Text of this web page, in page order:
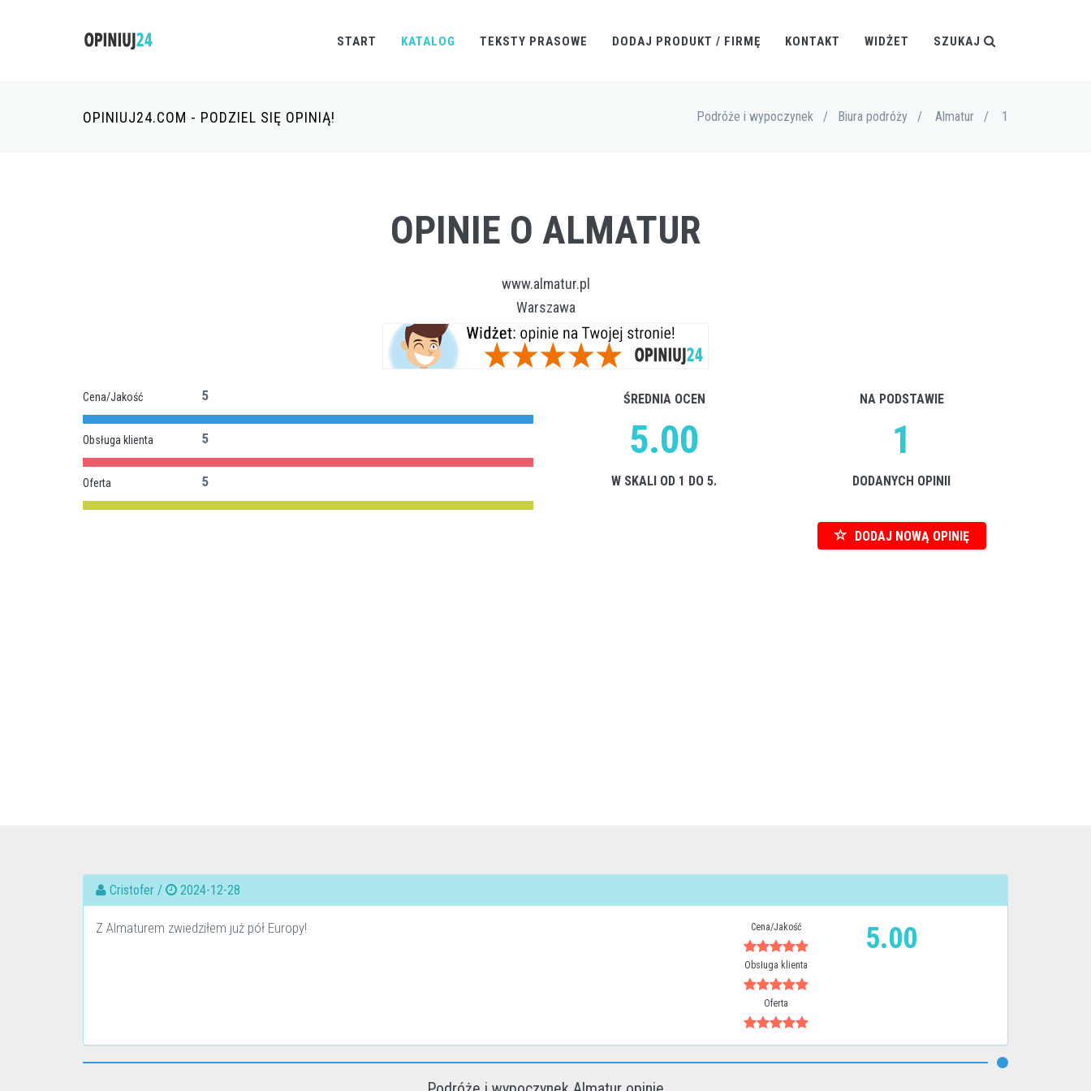
START KATALOG TEKSTY PRASOWE DODAJ PRODUKT / FIRMĘ KONTAKT WIDŻET SZUKAJ
OPINIUJ24.COM - PODZIEL SIĘ OPINIĄ! Podróże i wypoczynek / Biura podróży / Almatur / 1
OPINIE O ALMATUR
www.almatur.pl
Warszawa
Cena/Jakość 5
Obsługa klienta 5
Oferta 5
ŚREDNIA OCEN
5.00
W SKALI OD 1 DO 5.
NA PODSTAWIE
1
DODANYCH OPINII
DODAJ NOWĄ OPINIĘ
Cristofer / 2024-12-28
Z Almaturem zwiedziłem już pół Europy! Cena/Jakość
Obsługa klienta
Oferta
5.00